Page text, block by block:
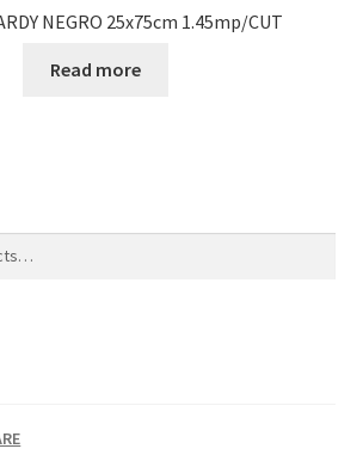
NEGRO 25x75cm 1.45mp/CUT
Read more